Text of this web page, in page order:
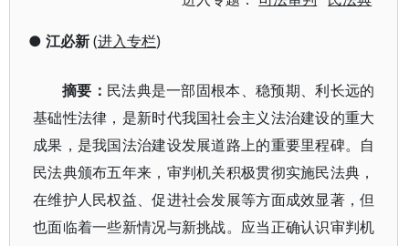
● 江必新(进入专栏)
摘要 ： 民法典是一部固根本、稳预期、利长远的
基础性法律，是新时代我国社会主义法治建设的重大
成果，是我国法治建设发展道路上的重要里程碑。自
民法典颁布五年来，审判机关积极贯彻实施民法典，
在维护人民权益、促进社会发展等方面成效显著，但
也面临着一些新情况与新挑战。应当正确认识审判机